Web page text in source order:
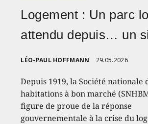
Logement : Un parc
attendu depuis… un
LÉO-PAUL HOFFMANN 29.05.2026
Depuis 1919, la Société nationale
habitations à bon marché
figure de proue de la réponse
gouvernementale à la crise du